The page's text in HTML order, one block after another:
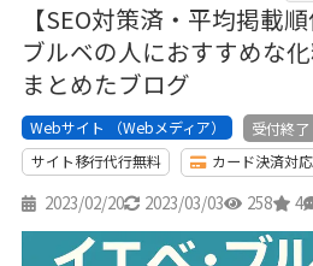
【SEO対策済・平均掲載
ブルベの人におすすめな
まとめたブログ
Webサイト （Webメディア） 受付終了
サイト移行代行無料
カード決済対応
2023/02/20 2023/03/03 258 4